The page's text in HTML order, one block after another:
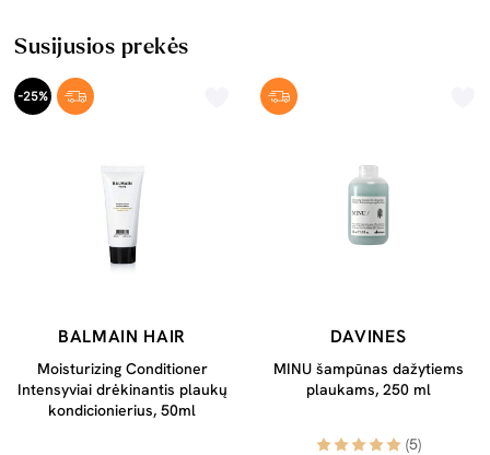
Susijusios prekės
-25%
BALMAIN HAIR
Moisturizing Conditioner
Intensyviai drėkinantis plaukų
kondicionierius, 50ml
DAVINES
MINU šampūnas dažytiems
plaukams, 250 ml
(5)